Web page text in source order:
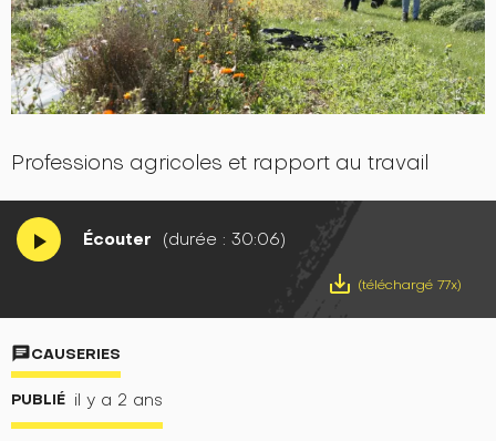
Professions agricoles et rapport au travail
play_arrow Écouter (durée : 30:06)
save_alt (téléchargé 77x)
chatCAUSERIES
PUBLIÉ il y a 2 ans